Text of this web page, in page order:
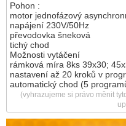
Pohon :
motor jednofázový
napájení 230V/50Hz
převodovka šneková
tichý chod
Možnosti vytáčení
rámková míra 8ks 39x30;
nastavení až 20 kroků v
automatický chod (5
(vyhrazujeme si právo měnit